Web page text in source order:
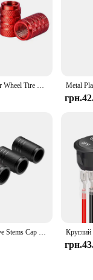
4pcs Universal Car Wheel Tire Valve Stem Caps Dust Covers Aluminum Tire Wheel Stem Air Valve Cap Car Accessories
4Pcs Car Tire Valve Stems Cap Knurling Style Tire Valve Cap Aluminum Tire Wheel Stem Air Valve Cap car Universal accessories